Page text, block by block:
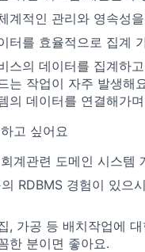
계적인 관리와 영속성
터를 효율적으로 집계
스의 데이터를 집계하
는 작업이 자주 발생해
의 데이터를 연결해가
고 싶어요
계관련 도메인 시스템
RDBMS 경험이 있으
, 가공 등 배치작업에
한 분이면 좋아요.